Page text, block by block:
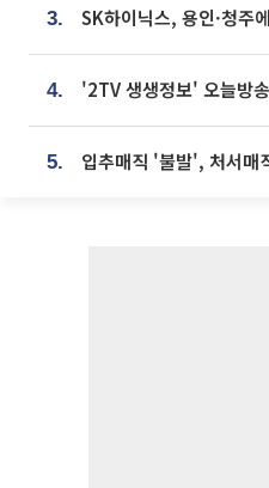
3.
4.
5. 입추매직 '불발', 처서매